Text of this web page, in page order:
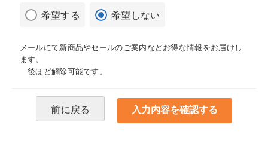
希望する 希望しない
メールにて新商品やセールのご案内などお得な情報をお届けし
ます。
後ほど解除可能です。
前に戻る